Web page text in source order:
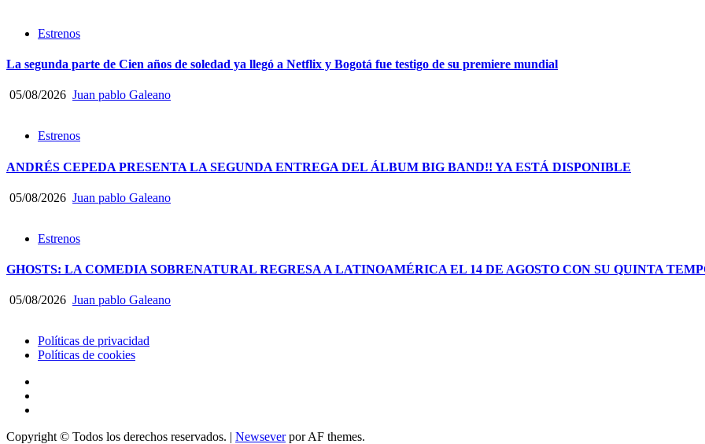
Estrenos
La segunda parte de Cien años de soledad ya llegó a Netflix y Bogotá fue testigo de su premiere mundial
05/08/2026 Juan pablo Galeano
Estrenos
ANDRÉS CEPEDA PRESENTA LA SEGUNDA ENTREGA DEL ÁLBUM BIG BAND!! YA ESTÁ DISPONIBLE
05/08/2026 Juan pablo Galeano
Estrenos
GHOSTS: LA COMEDIA SOBRENATURAL REGRESA A LATINOAMÉRICA EL 14 DE AGOSTO CON SU QUINTA
05/08/2026 Juan pablo Galeano
Políticas de privacidad
Políticas de cookies
Copyright © Todos los derechos reservados. | Newseverpor AF themes.